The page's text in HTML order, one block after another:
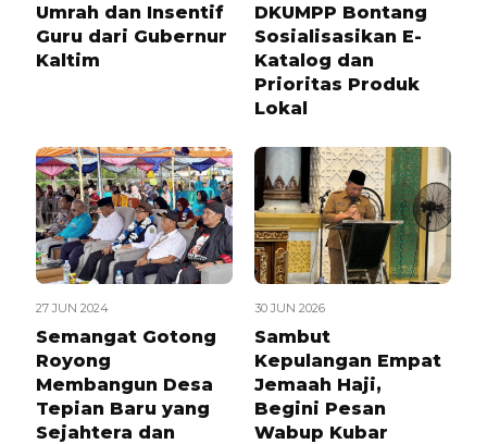
Umrah dan Insentif
Guru dari Gubernur
Kaltim
DKUMPP Bontang
Sosialisasikan E-
Katalog dan
Prioritas Produk
Lokal
27 JUN 2024
Semangat Gotong
Royong
Membangun Desa
Tepian Baru yang
Sejahtera dan
30 JUN 2026
Sambut
Kepulangan Empat
Jemaah Haji,
Begini Pesan
Wabup Kubar